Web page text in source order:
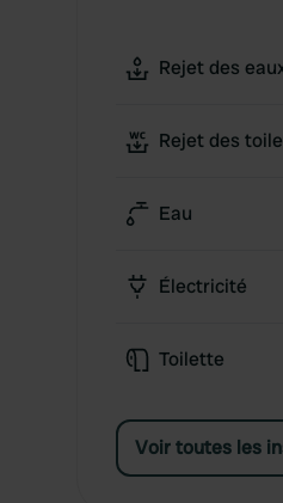
Rejet des
Rejet des
Eau
Électricité
Toilette
Voir toutes les